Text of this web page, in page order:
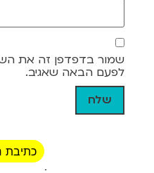
שמור בדפדפן זה את
לפעם הבאה שאגיב.
כתיבת